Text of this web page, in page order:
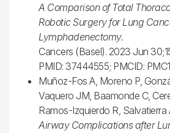
A Comparison of Total
Robotic Surgery for Lung
Lymphadenectomy.
Cancers (Basel). 2023 Jun
PMID: 37444555; PMCID:
Muñoz-Fos A, Moreno P,
Vaquero JM, Baamonde C,
Ramos-Izquierdo R, Salvatierra
Airway Complications after